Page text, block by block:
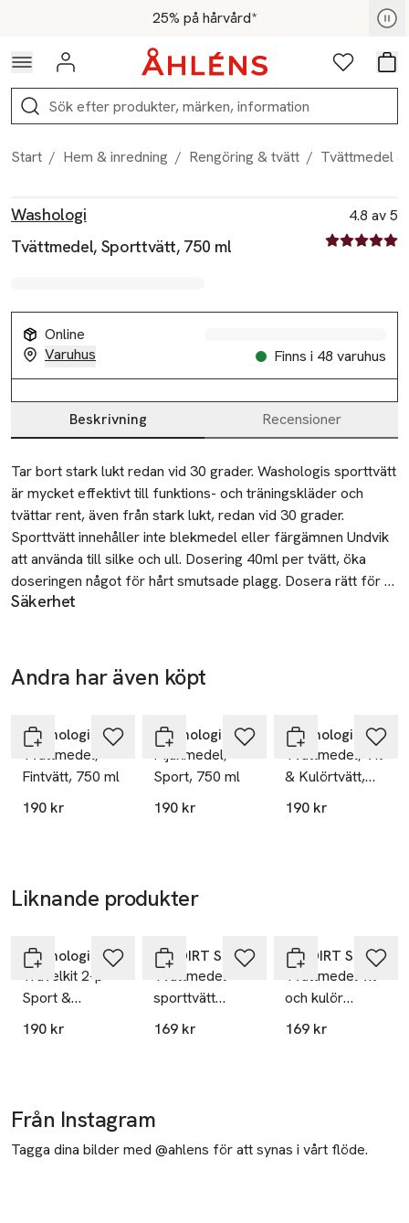
Hoppa till navigationsmenyn25% på hårvård*
För medlemmar - Shoppa nu
Logga in Favoriter
Sök
Start / Hem & inredning / Rengöring & tvätt / Tvättmedel
Washologi
Tvättmedel, Sporttvätt, 750 ml
4.8 av 5
4.8 av fem
Online
Varuhus
Finns i 48 varuhus
Beskrivning Recensioner
Beskrivning
Tar bort stark lukt redan vid 30 grader. Washologis sporttvätt
är mycket effektivt till funktions- och träningskläder och
tvättar rent, även från stark lukt, redan vid 30 grader.
Sporttvätt innehåller inte blekmedel eller färgämnen Undvik
att använda till silke och ull. Dosering 40ml per tvätt, öka
doseringen något för hårt smutsade plagg. Dosera rätt för
vår miljö och framtid!
Säkerhet
Tillverkare
Grevgatan 48
114 58 Stockholm
Sweden
E-post
info@washologi.se
Andra har även köpt
Washologi
Tvättmedel,
Fintvätt, 750 ml
190 kr
Washologi
Mjukmedel,
Sport, 750 ml
190 kr
Washologi
Tvättmedel, Vit
& Kulörtvätt,
750 ml
190 kr
Liknande produkter
Washologi
Travelkit 2-p
Sport &
Delicate wash
190 kr
NO DIRT STUDIOS.
Tvättmedel
sporttvätt
Citrus 750 ml
169 kr
NO DIRT STUDIOS.
Tvättmedel vit
och kulör
parfymfri 750
169 kr
Från Instagram
Tagga dina bilder med @ahlens för att synas i vårt flöde.